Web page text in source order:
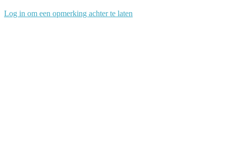
Log in om een opmerking achter te laten